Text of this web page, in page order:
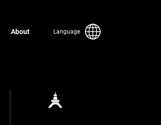
About Language